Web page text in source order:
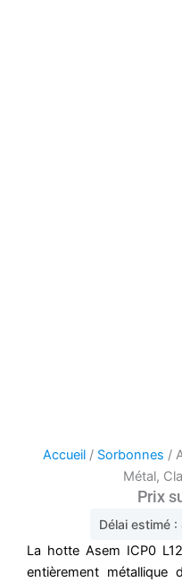
Accueil / Sorbonnes /
Métal,
Prix
Délai estimé
La hotte Asem ICP0
entièrement